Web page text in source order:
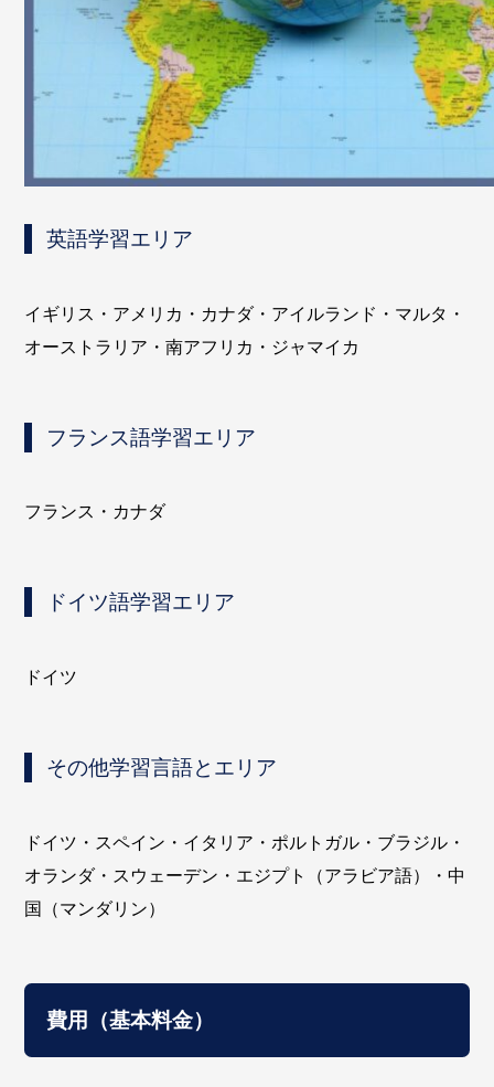
英語学習エリア
イギリス・アメリカ・カナダ・アイルランド・マルタ・
オーストラリア・南アフリカ・ジャマイカ
フランス語学習エリア
フランス・カナダ
ドイツ語学習エリア
ドイツ
その他学習言語とエリア
ドイツ・スペイン・イタリア・ポルトガル・ブラジル・
オランダ・スウェーデン・エジプト（アラビア語）・中
国（マンダリン）
費用（基本料金）